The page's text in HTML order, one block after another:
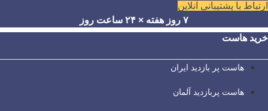
ارتباط با پشتیبانی آنلاین
۷ روز هفته × ۲۴ ساعت روز
خرید هاست
هاست پر بازدید ایران
هاست پربازدید آلمان